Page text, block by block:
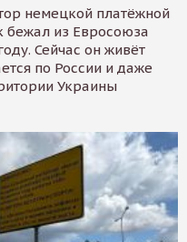
немецкой платёжной
бежал из Евросоюза
Сейчас он живёт
по России и даже
Украины